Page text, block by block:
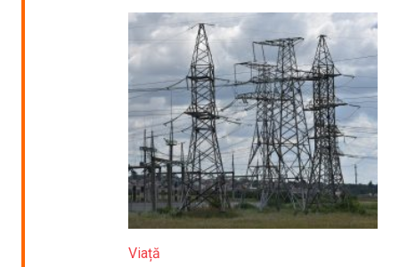
Viață